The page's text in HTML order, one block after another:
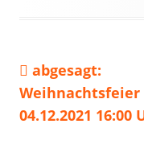
Vorheriger
Beitrag:
abgesagt:
Weihnachtsfeier
04.12.2021 16:00